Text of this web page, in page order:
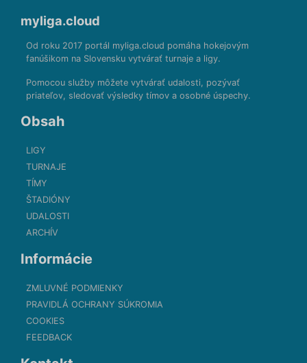
myliga.cloud
Od roku 2017 portál myliga.cloud pomáha hokejovým
fanúšikom na Slovensku vytvárať turnaje a ligy.
Pomocou služby môžete vytvárať udalosti, pozývať
priateľov, sledovať výsledky tímov a osobné úspechy.
Obsah
LIGY
TURNAJE
TÍMY
ŠTADIÓNY
UDALOSTI
ARCHÍV
Informácie
ZMLUVNÉ PODMIENKY
PRAVIDLÁ OCHRANY SÚKROMIA
COOKIES
FEEDBACK